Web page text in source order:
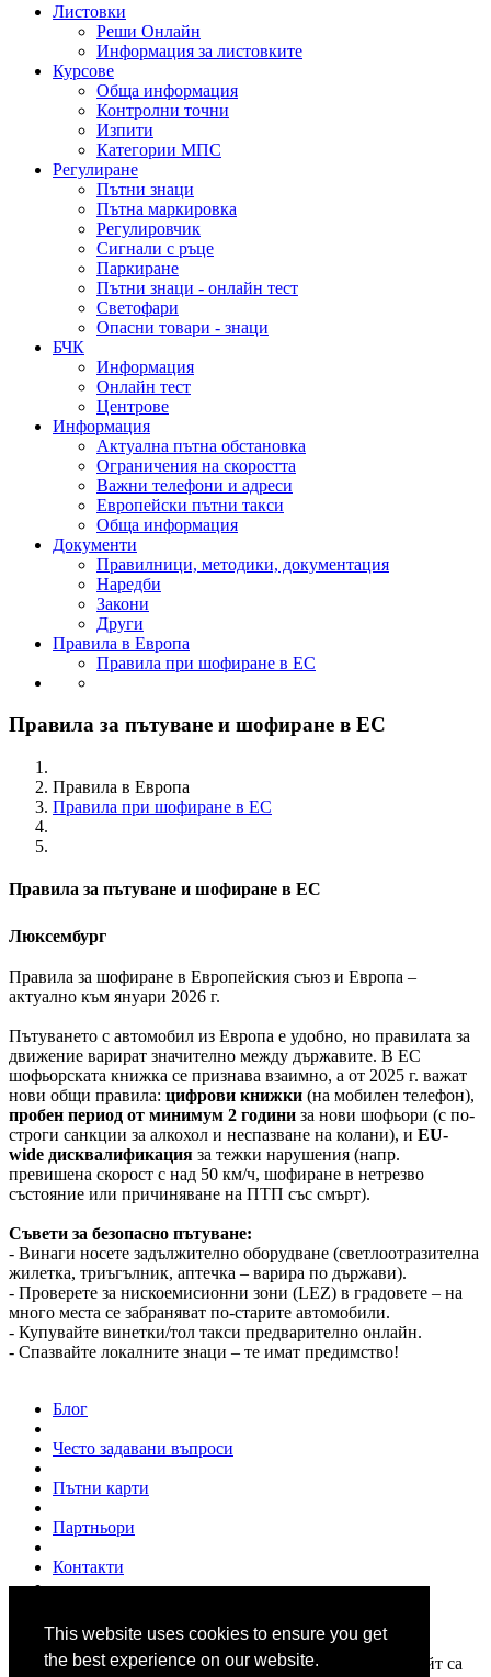
This website uses cookies to ensure you get
the best experience on our website.
Листовки
Реши Онлайн
Информация за листовките
Курсове
Обща информация
Контролни точни
Изпити
Категории МПС
Регулиране
Пътни знаци
Пътна маркировка
Регулировчик
Сигнали с ръце
Паркиране
Пътни знаци - онлайн тест
Светофари
Опасни товари - знаци
БЧК
Информация
Онлайн тест
Центрове
Информация
Актуална пътна обстановка
Ограничения на скоростта
Важни телефони и адреси
Европейски пътни такси
Обща информация
Документи
Правилници, методики, документация
Наредби
Закони
Други
Правила в Европа
Правила при шофиране в ЕС
Правила за пътуване и шофиране в ЕС
Правила в Европа
Правила при шофиране в ЕС
Правила за пътуване и шофиране в ЕС
Люксембург
Правила за шофиране в Европейския съюз и Европа –
актуално към януари 2026 г.
Пътуването с автомобил из Европа е удобно, но правилата за
движение варират значително между държавите. В ЕС
шофьорската книжка се признава взаимно, а от 2025 г. важат
нови общи правила: цифрови книжки (на мобилен телефон),
пробен период от минимум 2 години за нови шофьори (с по-
строги санкции за алкохол и неспазване на колани), и EU-
wide дисквалификация за тежки нарушения (напр.
превишена скорост с над 50 км/ч, шофиране в нетрезво
състояние или причиняване на ПТП със смърт).
Съвети за безопасно пътуване:
- Винаги носете задължително оборудване (светлоотразителна
жилетка, триъгълник, аптечка – варира по държави).
- Проверете за нискоемисионни зони (LEZ) в градовете – на
много места се забраняват по-старите автомобили.
- Купувайте винетки/тол такси предварително онлайн.
- Спазвайте локалните знаци – те имат предимство!
Блог
Често задавани въпроси
Пътни карти
Партньори
Контакти
© 2007 - 2026www.shofior.com. Всички права запазени.
Всички текстове и изображения публикувани в този сайт са